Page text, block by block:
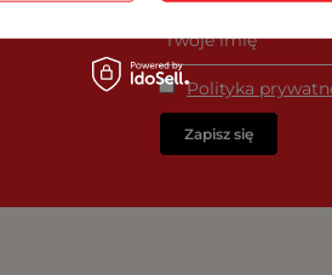
Polityka
Zapisz się